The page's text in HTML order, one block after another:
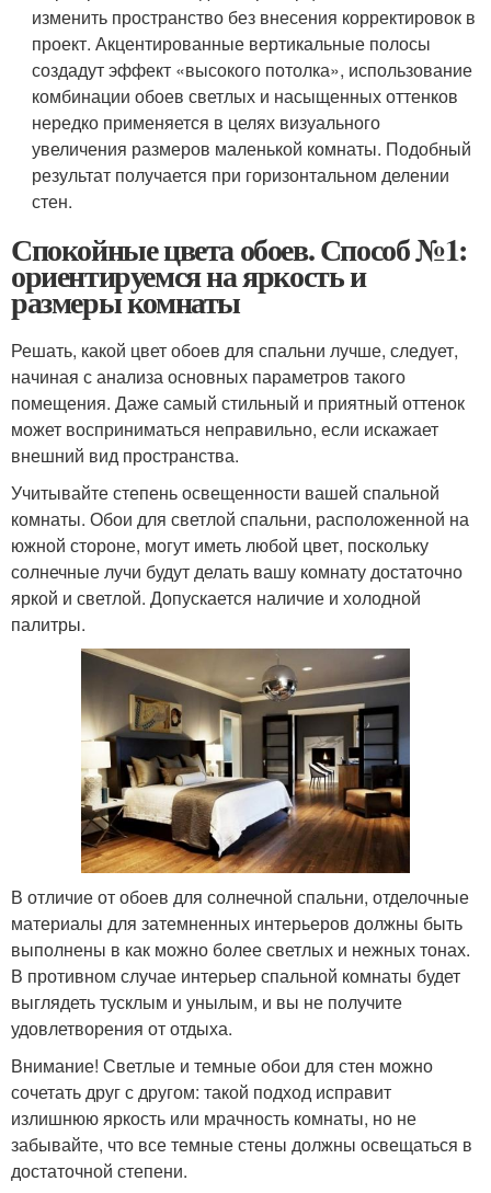
изменить пространство без внесения корректировок в
проект. Акцентированные вертикальные полосы
создадут эффект «высокого потолка», использование
комбинации обоев светлых и насыщенных оттенков
нередко применяется в целях визуального
увеличения размеров маленькой комнаты. Подобный
результат получается при горизонтальном делении
стен.
Спокойные цвета обоев. Способ №1:
ориентируемся на яркость и
размеры комнаты
Решать, какой цвет обоев для спальни лучше, следует,
начиная с анализа основных параметров такого
помещения. Даже самый стильный и приятный оттенок
может восприниматься неправильно, если искажает
внешний вид пространства.
Учитывайте степень освещенности вашей спальной
комнаты. Обои для светлой спальни, расположенной на
южной стороне, могут иметь любой цвет, поскольку
солнечные лучи будут делать вашу комнату достаточно
яркой и светлой. Допускается наличие и холодной
палитры.
В отличие от обоев для солнечной спальни, отделочные
материалы для затемненных интерьеров должны быть
выполнены в как можно более светлых и нежных тонах.
В противном случае интерьер спальной комнаты будет
выглядеть тусклым и унылым, и вы не получите
удовлетворения от отдыха.
Внимание! Светлые и темные обои для стен можно
сочетать друг с другом: такой подход исправит
излишнюю яркость или мрачность комнаты, но не
забывайте, что все темные стены должны освещаться в
достаточной степени.